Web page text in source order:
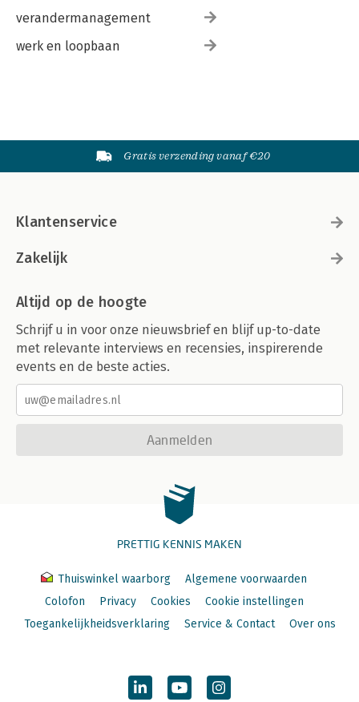
verandermanagement
werk en loopbaan
Gratis verzending vanaf €20
Klantenservice
Zakelijk
Altijd op de hoogte
Schrijf u in voor onze nieuwsbrief en blijf up-to-date
met relevante interviews en recensies, inspirerende
events en de beste acties.
Aanmelden
PRETTIG KENNIS MAKEN
Thuiswinkel waarborg
Algemene voorwaarden
Colofon
Privacy Cookies
Cookie instellingen
Toegankelijkheidsverklaring
Service & Contact Over ons